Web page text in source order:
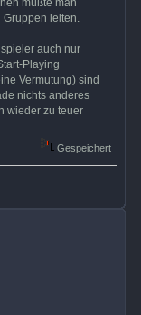
leiten.
auch nur
Playing
Vermutung) sind
nichts anderes
wieder zu teuer
Gespeichert